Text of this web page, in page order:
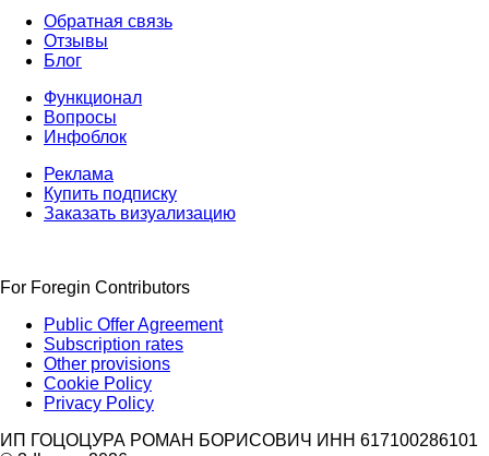
Обратная связь
Отзывы
Блог
Функционал
Вопросы
Инфоблок
Реклама
Купить подписку
Заказать визуализацию
For Foregin Contributors
Public Offer Agreement
Subscription rates
Other provisions
Cookie Policy
Privacy Policy
ИП ГОЦОЦУРА РОМАН БОРИСОВИЧ ИНН 617100286101